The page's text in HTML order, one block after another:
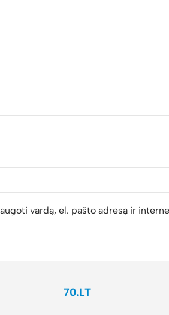
vardą, el. pašto adresą ir
70.LT